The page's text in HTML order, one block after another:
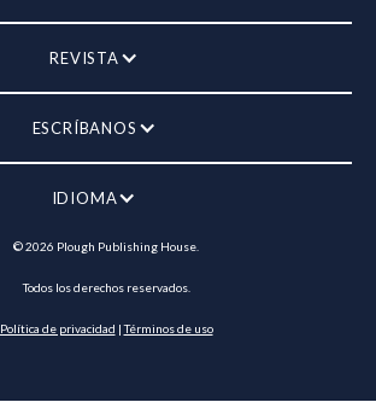
REVISTA
ESCRÍBANOS
IDIOMA
©2026 Plough Publishing House.
Todos los derechos reservados.
Política de privacidad |Términos de uso